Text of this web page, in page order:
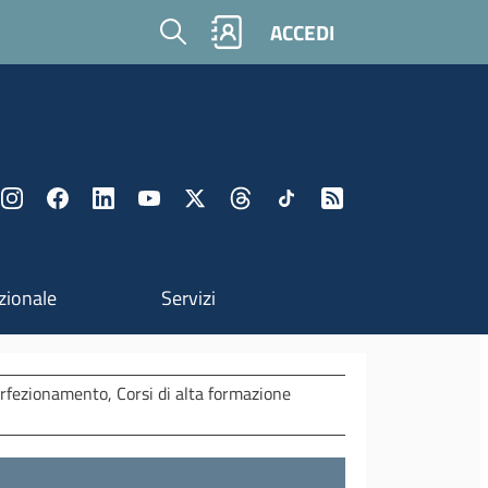
Cerca ACCEDI
Servizi
Corsi di alta formazione